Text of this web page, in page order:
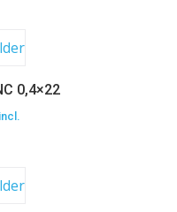
0,4×22